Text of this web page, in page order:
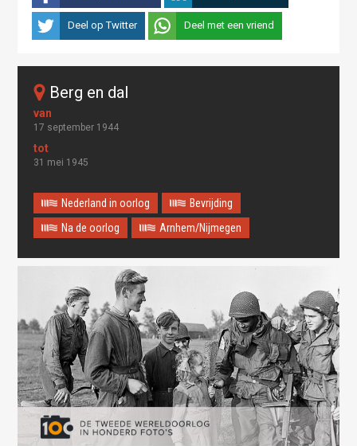
Deel op Twitter Deel met een vriend
Berg en dal
17 september 1944
31 mei 1945
Nederland in oorlog
Bevrijding
Na de oorlog
Arnhem/Nijmegen